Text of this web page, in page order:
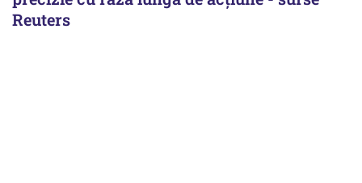
Reuters